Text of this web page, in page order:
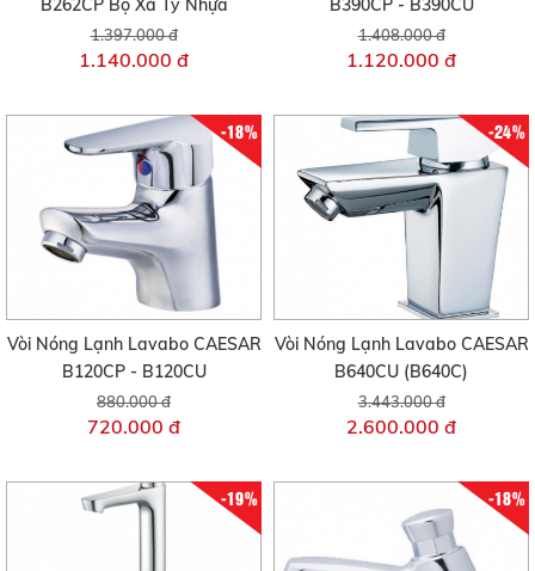
B262CP Bộ Xả Ty Nhựa
1.397.000 đ
1.140.000 đ
B390CP - B390CU
1.408.000 đ
1.120.000 đ
-18%
Vòi Nóng Lạnh Lavabo CAESAR
B120CP - B120CU
880.000 đ
720.000 đ
-24%
Vòi Nóng Lạnh Lavabo CAESAR
B640CU (B640C)
3.443.000 đ
2.600.000 đ
-19% -18%